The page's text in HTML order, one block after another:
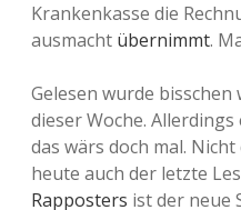
Krankenkasse die
ausmacht übernimmt.
Gelesen wurde
dieser Woche. Allerdings
das wärs doch mal. Nicht
heute auch der letzte
Rapposters ist der neue